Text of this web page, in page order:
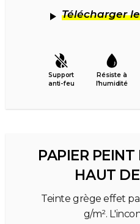
Télécharger
Support
anti-feu
Résiste à
l’humidité
PAPIER PEINT
HAUT
Teinte grège effet
g/m².